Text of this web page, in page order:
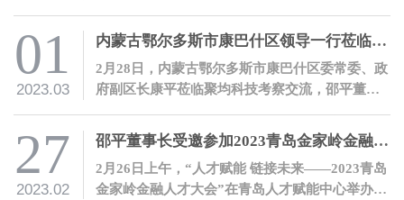
01
2023.03
内蒙古鄂尔多斯市康巴什区领导一行莅临聚均科技考察交流
2月28日，内蒙古鄂尔多斯市康巴什区委常委、政
府副区长康平莅临聚均科技考察交流，邵平董事
27
2023.02
邵平董事长受邀参加2023青岛金家岭金融人才大会并发表主题演讲
2月26日上午，“人才赋能 链接未来——2023青岛
金家岭金融人才大会”在青岛人才赋能中心举办。